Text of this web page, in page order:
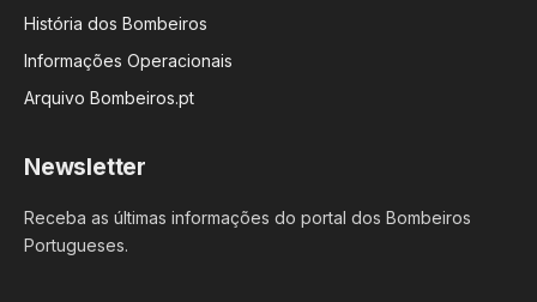
História dos Bombeiros
Informações Operacionais
Arquivo Bombeiros.pt
Newsletter
Receba as últimas informações do portal dos Bombeiros
Portugueses.